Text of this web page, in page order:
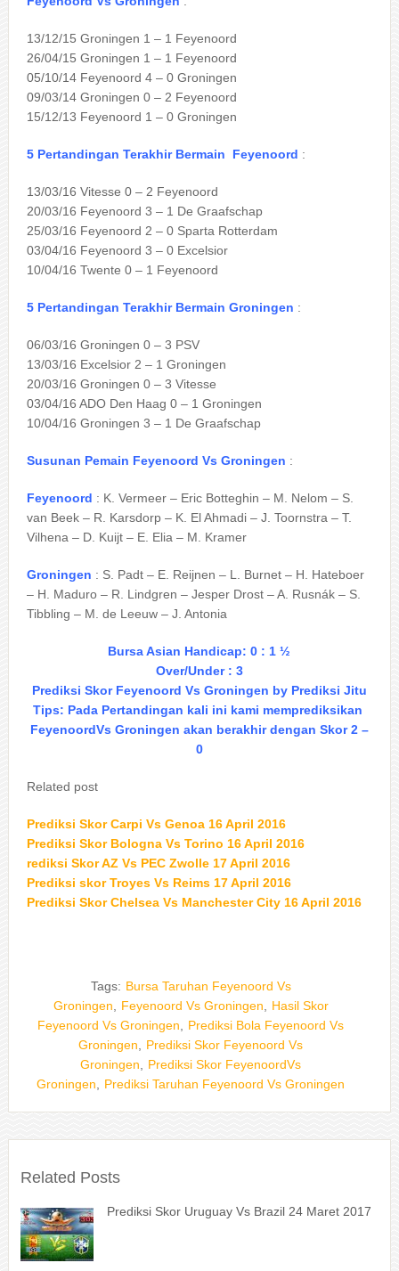
13/12/15 Groningen 1 – 1 Feyenoord
26/04/15 Groningen 1 – 1 Feyenoord
05/10/14 Feyenoord 4 – 0 Groningen
09/03/14 Groningen 0 – 2 Feyenoord
15/12/13 Feyenoord 1 – 0 Groningen
5 Pertandingan Terakhir Bermain Feyenoord :
13/03/16 Vitesse 0 – 2 Feyenoord
20/03/16 Feyenoord 3 – 1 De Graafschap
25/03/16 Feyenoord 2 – 0 Sparta Rotterdam
03/04/16 Feyenoord 3 – 0 Excelsior
10/04/16 Twente 0 – 1 Feyenoord
5 Pertandingan Terakhir Bermain Groningen :
06/03/16 Groningen 0 – 3 PSV
13/03/16 Excelsior 2 – 1 Groningen
20/03/16 Groningen 0 – 3 Vitesse
03/04/16 ADO Den Haag 0 – 1 Groningen
10/04/16 Groningen 3 – 1 De Graafschap
Susunan Pemain Feyenoord Vs Groningen :
Feyenoord : K. Vermeer – Eric Botteghin – M. Nelom – S.
van Beek – R. Karsdorp – K. El Ahmadi – J. Toornstra – T.
Vilhena – D. Kuijt – E. Elia – M. Kramer
Groningen : S. Padt – E. Reijnen – L. Burnet – H. Hateboer
– H. Maduro – R. Lindgren – Jesper Drost – A. Rusnák – S.
Tibbling – M. de Leeuw – J. Antonia
Bursa Asian Handicap: 0 : 1 ½
Over/Under : 3
Prediksi Skor Feyenoord Vs Groningen by Prediksi Jitu
Tips: Pada Pertandingan kali ini kami memprediksikan
FeyenoordVs Groningen akan berakhir dengan Skor 2 –
0
Related post
Prediksi Skor Carpi Vs Genoa 16 April 2016
Prediksi Skor Bologna Vs Torino 16 April 2016
rediksi Skor AZ Vs PEC Zwolle 17 April 2016
Prediksi skor Troyes Vs Reims 17 April 2016
Prediksi Skor Chelsea Vs Manchester City 16 April 2016
Tags: Bursa Taruhan Feyenoord Vs
Groningen
Feyenoord Vs Groningen
Hasil Skor
Feyenoord Vs Groningen
Prediksi Bola Feyenoord Vs
Groningen
Prediksi Skor Feyenoord Vs
Groningen
Prediksi Skor FeyenoordVs
Groningen
Prediksi Taruhan Feyenoord Vs Groningen
Related Posts
Prediksi Skor Uruguay Vs Brazil 24 Maret 2017